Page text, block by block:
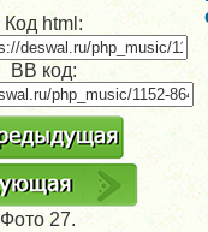
Код html:
BB код:
Фото 27.